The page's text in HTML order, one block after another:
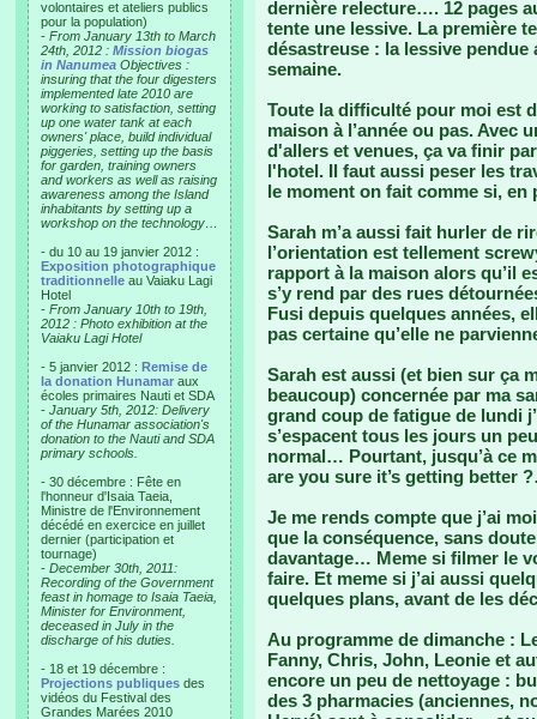
volontaires et ateliers publics
pour la population)
- From January 13th to March
24th, 2012 : Mission biogas
in Nanumea Objectives :
insuring that the four digesters
implemented late 2010 are
working to satisfaction, setting
up one water tank at each
owners' place, build individual
piggeries, setting up the basis
for garden, training owners
and workers as well as raising
awareness among the Island
inhabitants by setting up a
workshop on the technology…
- du 10 au 19 janvier 2012 :
Exposition photographique
traditionnelle au Vaiaku Lagi
Hotel
- From January 10th to 19th,
2012 : Photo exhibition at the
Vaiaku Lagi Hotel
- 5 janvier 2012 : Remise de
la donation Hunamar aux
écoles primaires Nauti et SDA
- January 5th, 2012: Delivery
of the Hunamar association's
donation to the Nauti and SDA
primary schools.
- 30 décembre : Fête en
l'honneur d'Isaia Taeia,
Ministre de l'Environnement
décédé en exercice en juillet
dernier (participation et
tournage)
- December 30th, 2011:
Recording of the Government
feast in homage to Isaia Taeia,
Minister for Environment,
deceased in July in the
discharge of his duties.
- 18 et 19 décembre :
Projections publiques des
vidéos du Festival des
Grandes Marées 2010
dernière relecture…. 12 pages
tente une lessive. La première
désastreuse : la lessive
semaine.
Toute la difficulté pour moi est
maison à l’année ou pas. Avec
d'allers et venues, ça va finir
l'hotel. Il faut aussi peser les
le moment on fait comme si,
Sarah m’a aussi fait hurler de
l’orientation est tellement
rapport à la maison alors qu’il
s’y rend par des rues
Fusi depuis quelques années,
pas certaine qu’elle ne
Sarah est aussi (et bien sur ça
beaucoup) concernée par ma
grand coup de fatigue de lundi
s’espacent tous les jours un
normal… Pourtant, jusqu’à ce
are you sure it’s getting better
Je me rends compte que j’ai
que la conséquence, sans
davantage… Meme si filmer le
faire. Et meme si j’ai aussi
quelques plans, avant de les
Au programme de dimanche :
Fanny, Chris, John, Leonie et
encore un peu de nettoyage :
des 3 pharmacies (anciennes,